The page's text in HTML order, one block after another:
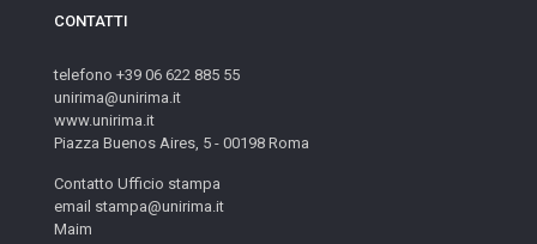
CONTATTI
telefono +39 06 622 885 55
unirima@unirima.it
www.unirima.it
Piazza Buenos Aires, 5 - 00198 Roma
Contatto Ufficio stampa
email stampa@unirima.it
Maim